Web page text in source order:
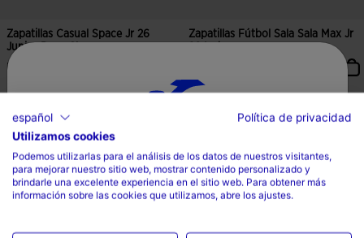
Zapatillas Casual Space Jr 26
Junior Rosa Cla...
Mex$ 999,00
5 sobre 5 de valoración de clientes
Zapatillas Fútbol Sala Sala Max Jr
3.9 sobre 5 de valoración de
Selecciona tu país e idioma
País
Mexico
español
Política de privacidad
Utilizamos cookies
Podemos utilizarlas para el análisis de los datos de nuestros visitantes,
para mejorar nuestro sitio web, mostrar contenido personalizado y
brindarle una excelente experiencia en el sitio web. Para obtener más
información sobre las cookies que utilizamos, abre los ajustes.